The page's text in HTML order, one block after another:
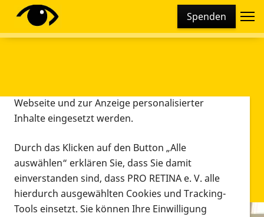
Spenden
Diese Webseite setzt verschiedene Cookies und
Tracking-Tools ein. Dies beinhaltet Cookies und
Webseite und zur Anzeige personalisierter
Inhalte eingesetzt werden.
Durch das Klicken auf den Button „Alle
auswählen“ erklären Sie, dass Sie damit
einverstanden sind, dass PRO RETINA e. V. alle
hierdurch ausgewählten Cookies und Tracking-
Tools einsetzt. Sie können Ihre Einwilligung